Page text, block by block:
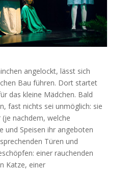
angelockt, lässt sich
Bau führen. Dort startet
das kleine Mädchen. Bald
fast nichts sei unmöglich: sie
nachdem, welche
und Speisen ihr angeboten
Türen und
einer rauchenden
Katze, einer